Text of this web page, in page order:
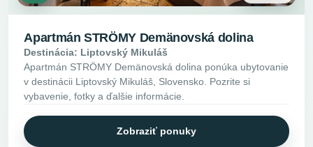
Apartmán STRÖMY Demänovská dolina
Destinácia: Liptovský Mikuláš
Apartmán STRÖMY Demänovská dolina ponúka ubytovanie
v destinácii Liptovský Mikuláš, Slovensko. Pozrite si
vybavenie, fotky a ďalšie informácie.
Zobraziť ponuky